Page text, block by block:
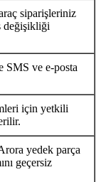
siparişleriniz
değişikliği
SMS ve e-posta
için yetkili
yedek parça
geçersiz